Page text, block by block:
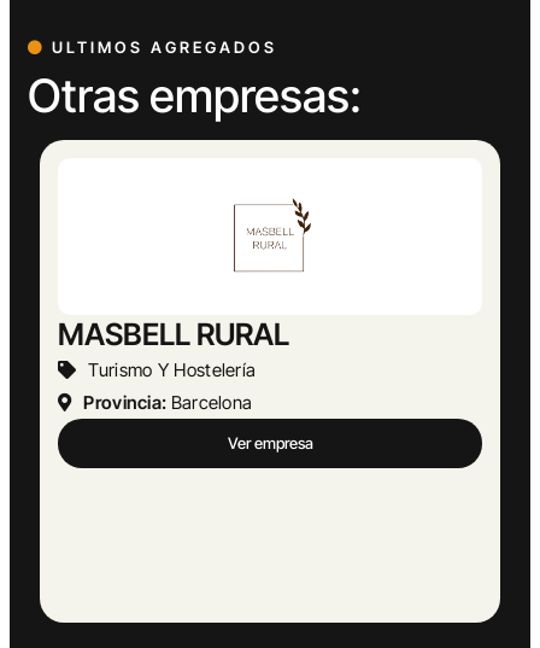
ULTIMOS AGREGADOS
Otras empresas:
Abogado Ángel López
Actividades Jurídicas
Provincia:Málaga
Ver empresa